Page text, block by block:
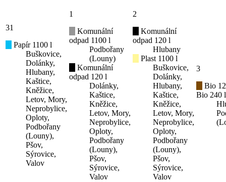
31
Papír 1100 l
Buškovice,
Dolánky,
Hlubany,
Kaštice,
Kněžice,
Letov, Mory,
Neprobylice,
Oploty,
Podbořany
(Louny),
Pšov,
Sýrovice,
Valov
1
Komunální
odpad 1100 l
Podbořany
(Louny)
Komunální
odpad 120 l
Dolánky,
Kaštice,
Kněžice,
Letov, Mory,
Neprobylice,
Oploty,
Podbořany
(Louny),
Pšov,
Sýrovice,
Valov
2
Komunální
odpad 120 l
Hlubany
Plast 1100 l
Buškovice,
Dolánky,
Hlubany,
Kaštice,
Kněžice,
Letov, Mory,
Neprobylice,
Oploty,
Podbořany
(Louny),
Pšov,
Sýrovice,
Valov
3
Bio
Bio 240 l